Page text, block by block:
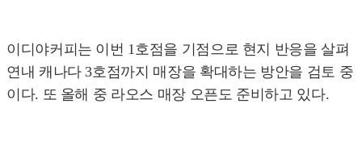
이디야커피는 이번 1호점을 기점으로 현지 반응을 살펴
연내 캐나다 3호점까지 매장을 확대하는 방안을 검토 중
이다. 또 올해 중 라오스 매장 오픈도 준비하고 있다.